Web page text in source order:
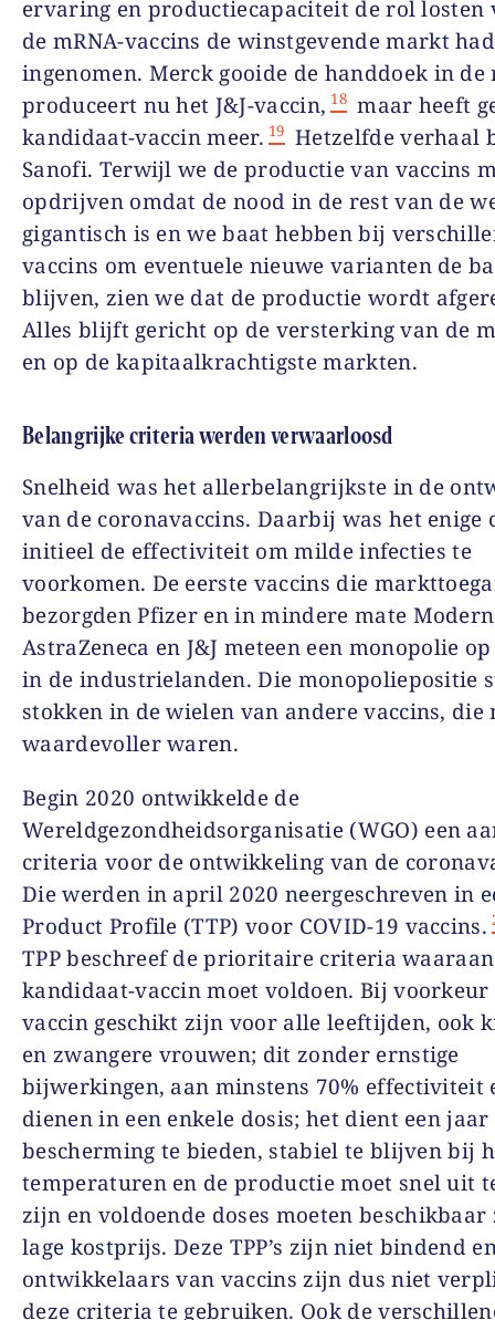
ervaring en productiecapaciteit de rol losten
de mRNA-vaccins de winstgevende markt
ingenomen. Merck gooide de handdoek in de
produceert nu het J&J-vaccin, 18 maar heeft
kandidaat-vaccin meer. 19 Hetzelfde verhaal
Sanofi. Terwijl we de productie van vaccins
opdrijven omdat de nood in de rest van de
gigantisch is en we baat hebben bij
vaccins om eventuele nieuwe varianten de
blijven, zien we dat de productie wordt
Alles blijft gericht op de versterking van de
en op de kapitaalkrachtigste markten.
Belangrijke criteria werden verwaarloosd
Snelheid was het allerbelangrijkste in de
van de coronavaccins. Daarbij was het
initieel de effectiviteit om milde infecties te
voorkomen. De eerste vaccins die
bezorgden Pfizer en in mindere mate
AstraZeneca en J&J meteen een monopolie
in de industrielanden. Die monopoliepositie
stokken in de wielen van andere vaccins, die
waardevoller waren.
Begin 2020 ontwikkelde de
Wereldgezondheidsorganisatie (WGO) een
criteria voor de ontwikkeling van de
Die werden in april 2020 neergeschreven in
Product Profile (TTP) voor COVID-19 vaccins.
TPP beschreef de prioritaire criteria waaraan
kandidaat-vaccin moet voldoen. Bij voorkeur
vaccin geschikt zijn voor alle leeftijden, ook
en zwangere vrouwen; dit zonder ernstige
bijwerkingen, aan minstens 70% effectiviteit
dienen in een enkele dosis; het dient een
bescherming te bieden, stabiel te blijven bij
temperaturen en de productie moet snel uit
zijn en voldoende doses moeten
lage kostprijs. Deze TPP’s zijn niet bindend
ontwikkelaars van vaccins zijn dus niet
deze criteria te gebruiken. Ook de